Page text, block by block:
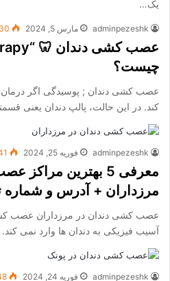
یک…
adminpezeshk مارس 5, 2024
چیست؟
عصب کشی دندان ; پوسیدگی اگر درمان
کند. در این حالت، پالپ دندان یعنی
adminpezeshk فوریه 25, 2024
معرفی 5 بهترین
مرزداران + آدرس و
عصب کشی دندان در مرزداران عصب
آسیب فیزیکی به دندان ها وارد نمی
adminpezeshk فوریه 24, 2024